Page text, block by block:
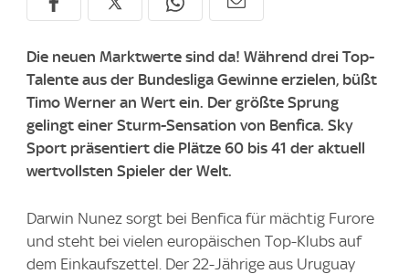
Die neuen Marktwerte sind da! Während drei Top-
Talente aus der Bundesliga Gewinne erzielen, büßt
Timo Werner an Wert ein. Der größte Sprung
gelingt einer Sturm-Sensation von Benfica. Sky
Sport präsentiert die Plätze 60 bis 41 der aktuell
wertvollsten Spieler der Welt.
Darwin Nunez sorgt bei Benfica für mächtig Furore
und steht bei vielen europäischen Top-Klubs auf
dem Einkaufszettel. Der 22-Jährige aus Uruguay